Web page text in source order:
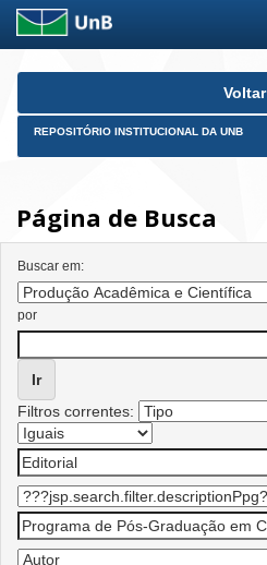
Skip
Voltar
REPOSITÓRIO INSTITUCIONAL DA UNB
Página de Busca
Buscar em:
por
Filtros correntes: